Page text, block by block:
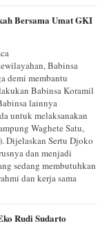
Bersama Umat GKI
Babinsa
demi membantu
Babinsa Koramil
lainnya
untuk melaksanakan
Waghete Satu,
Dijelaskan Sertu Djoko
dan menjadi
sedang membutuhkan
dan kerja sama
Rudi Sudarto